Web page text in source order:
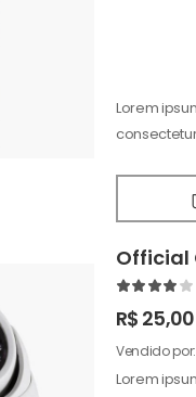
Lorem
Official
R$ 25,00
Vendido
Lorem